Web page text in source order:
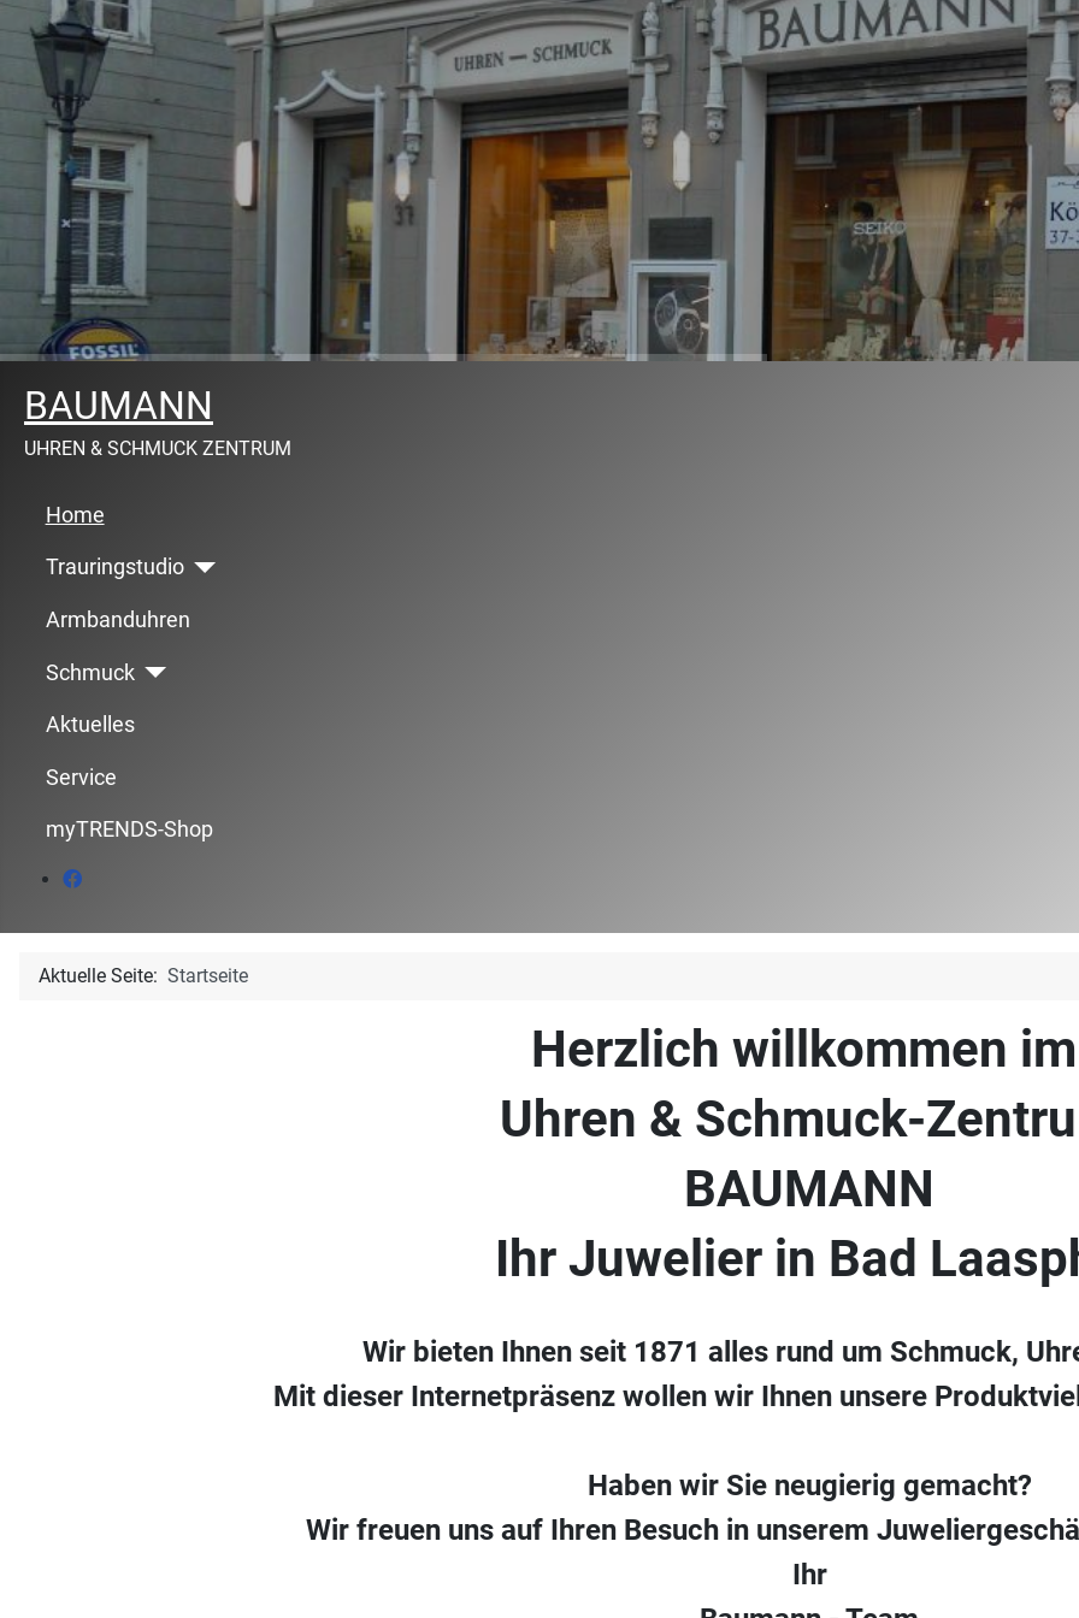
BAUMANN
UHREN & SCHMUCK ZENTRUM
Home
Trauringstudio
Armbanduhren
Schmuck
Aktuelles
Service
myTRENDS-Shop
Aktuelle Seite: Startseite
Herzlich willkommen
Uhren & Schmuck-
BAUMANN
Ihr Juwelier in Bad
Wir bieten Ihnen seit 1871 alles rund um Schmuck,
Mit dieser Internetpräsenz wollen wir Ihnen unsere
Haben wir Sie neugierig gemacht?
Wir freuen uns auf Ihren Besuch in unserem
Ihr